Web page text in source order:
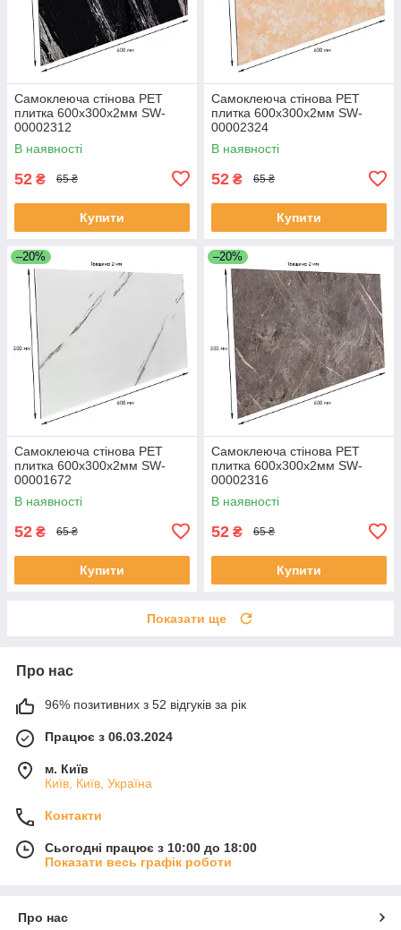
Самоклеюча стінова PET
плитка 600х300х2мм SW-
00002312
В наявності
52 ₴ 65 ₴
Купити
Самоклеюча стінова PET
плитка 600х300х2мм SW-
00002324
В наявності
52 ₴ 65 ₴
Купити
–20%
Самоклеюча стінова PET
плитка 600х300х2мм SW-
00001672
В наявності
52 ₴ 65 ₴
Купити
–20%
Самоклеюча стінова PET
плитка 600х300х2мм SW-
00002316
В наявності
52 ₴ 65 ₴
Купити
Показати ще
Про нас
96% позитивних з 52 відгуків за рік
Працює з 06.03.2024
м. Київ
Київ, Київ, Україна
Контакти
Сьогодні працює з 10:00 до 18:00
Показати весь графік роботи
Про нас